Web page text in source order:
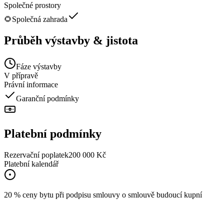
Společné prostory
🌻Společná zahrada
Průběh výstavby & jistota
Fáze výstavby
V přípravě
Právní informace
Garanční podmínky
Platební podmínky
Rezervační poplatek200 000 Kč
Platební kalendář
20 % ceny bytu při podpisu smlouvy o smlouvě budoucí kupní